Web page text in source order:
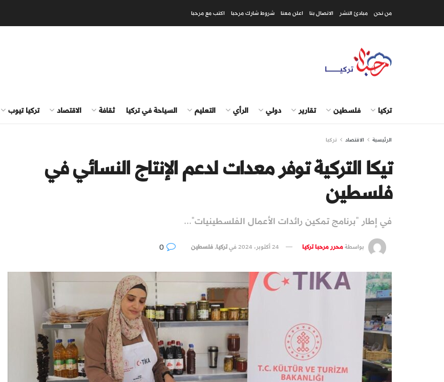
من نحن مبادئ النشر الاتصال بنا اعلن معنا شروط شارك مرحبا اكتب مع مرحبا
تركيا فلسطين تقارير دولي الرأي التعليم السياحة في تركيا ثقافة الاقتصاد تركيا تيوب
الرئيسية الاقتصاد تركيا
تيكا التركية توفر معدات لدعم الإنتاج النسائي في
فلسطين
في إطار "برنامج تمكين رائدات الأعمال الفلسطينيات"...
بواسطةمحرر مرحبا تركيا 24 أكتوبر، 2024 فيتركيا,فلسطين